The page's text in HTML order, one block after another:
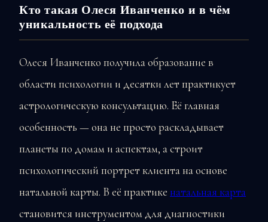
Кто такая Олеся Иванченко и в чём
уникальность её подхода
Олеся Иванченко получила образование в
области психологии и десятки лет практикует
астрологическую консультацию. Её главная
особенность — она не просто раскладывает
планеты по домам и аспектам, а строит
психологический портрет клиента на основе
натальной карты. В её практике натальная карта
становится инструментом для диагностики